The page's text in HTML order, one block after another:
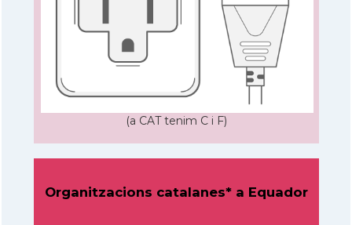
(a CAT tenim C i F)
Organitzacions catalanes* a Equador